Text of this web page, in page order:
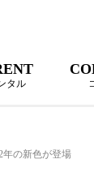
タル
年の新色が登場